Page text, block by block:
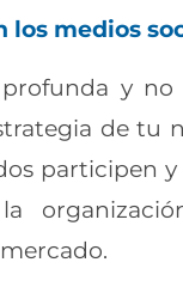
los medios
y
de tu
participen y